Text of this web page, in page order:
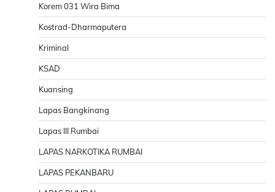
Korem 031 Wira Bima
Kostrad-Dharmaputera
Kriminal
KSAD
Kuansing
Lapas Bangkinang
Lapas III Rumbai
LAPAS NARKOTIKA RUMBAI
LAPAS PEKANBARU